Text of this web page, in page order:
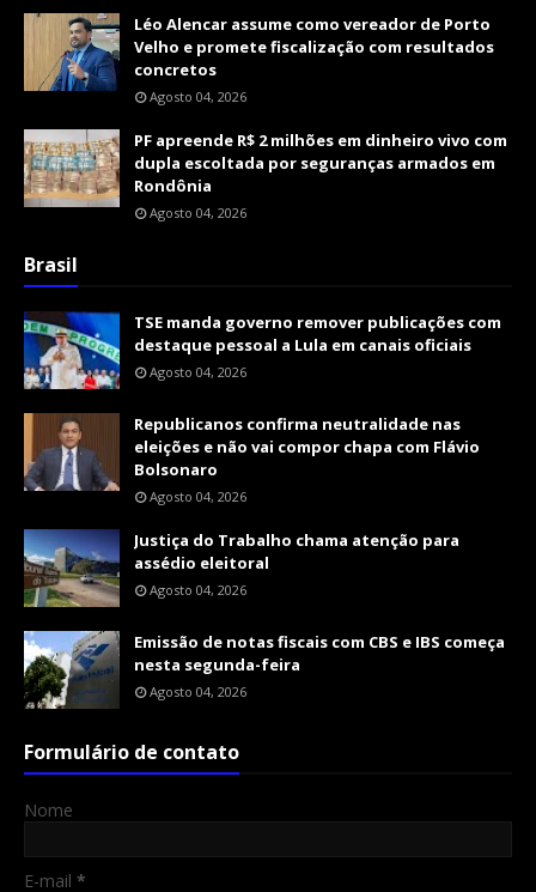
Léo Alencar assume como vereador de Porto
Velho e promete fiscalização com resultados
concretos
Agosto 04, 2026
PF apreende R$ 2 milhões em dinheiro vivo com
dupla escoltada por seguranças armados em
Rondônia
Agosto 04, 2026
Brasil
TSE manda governo remover publicações com
destaque pessoal a Lula em canais oficiais
Agosto 04, 2026
Republicanos confirma neutralidade nas
eleições e não vai compor chapa com Flávio
Bolsonaro
Agosto 04, 2026
Justiça do Trabalho chama atenção para
assédio eleitoral
Agosto 04, 2026
Emissão de notas fiscais com CBS e IBS começa
nesta segunda-feira
Agosto 04, 2026
Formulário de contato
Nome
E-mail *